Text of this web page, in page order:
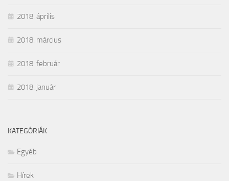
2018. április
2018. március
2018. február
2018. január
KATEGÓRIÁK
Egyéb
Hírek